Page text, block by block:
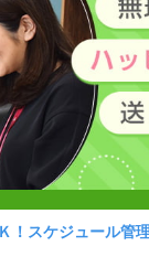
！スケジュール管